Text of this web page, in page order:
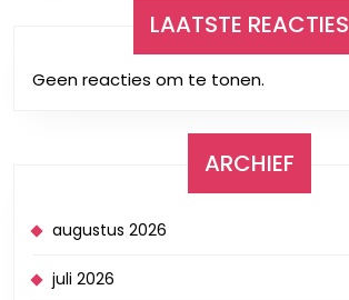
LAATSTE REACTIES
Geen reacties om te tonen.
ARCHIEF
augustus 2026
juli 2026